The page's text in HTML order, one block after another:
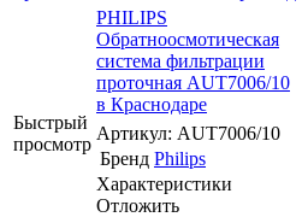
Быстрый
просмотр
PHILIPS
Обратноосмотическая
система фильтрации
проточная AUT7006/10
в Краснодаре
Артикул: AUT7006/10
Бренд Philips
Характеристики
Отложить